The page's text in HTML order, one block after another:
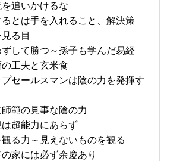
を追いかけるな
とは手を入れること、解決策
見る目
して勝つ～孫子も学んだ易経
工夫と玄米食
プセールスマンは陰の力を発揮す
範の見事な陰の力
超能力にあらず
る力～見えないものを観る
家には必ず余慶あり